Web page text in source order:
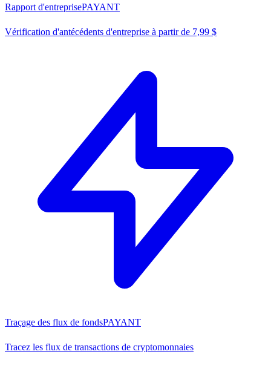
Rapport d'entreprisePAYANT
Vérification d'antécédents d'entreprise à partir de 7,99 $
Traçage des flux de fondsPAYANT
Tracez les flux de transactions de cryptomonnaies